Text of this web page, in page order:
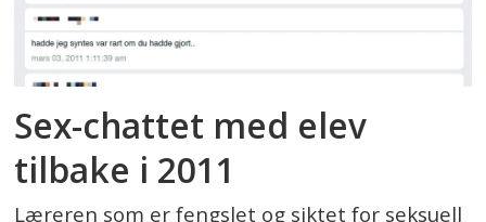
Sex-chattet med elev
tilbake i 2011
Læreren som er fengslet og siktet for seksuell